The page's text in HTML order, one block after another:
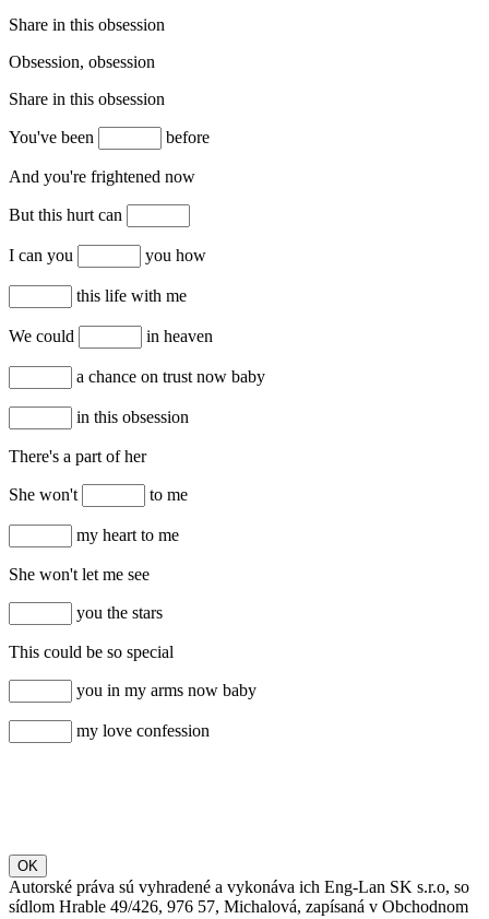
Share in this obsession
Obsession, obsession
Share in this obsession
You've been before
And you're frightened now
But this hurt can
I can you you how
this life with me
We could in heaven
a chance on trust now baby
in this obsession
There's a part of her
She won't to me
my heart to me
She won't let me see
you the stars
This could be so special
you in my arms now baby
my love confession
OK
Autorské práva sú vyhradené a vykonáva ich Eng-Lan SK s.r.o, so
sídlom Hrable 49/426, 976 57, Michalová, zapísaná v Obchodnom